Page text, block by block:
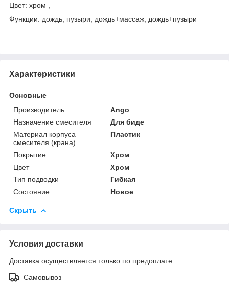
Цвет: хром ,
Функции: дождь, пузыри, дождь+массаж, дождь+пузыри
Характеристики
Основные
Производитель
Ango
Назначение смесителя
Для биде
Материал корпуса
смесителя (крана)
Пластик
Покрытие
Хром
Цвет
Хром
Тип подводки
Гибкая
Состояние
Новое
Скрыть
Условия доставки
Доставка осуществляется только по предоплате.
Самовывоз